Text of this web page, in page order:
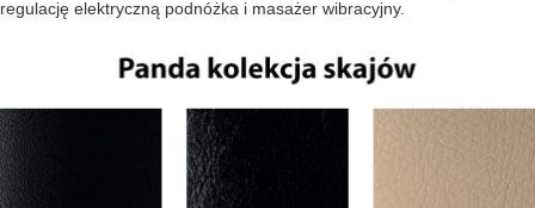
regulację elektryczną podnóżka i masażer wibracyjny.